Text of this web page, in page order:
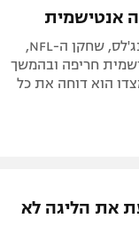
אנטישמית
לפי הבקשה לצו הרחקה שהוגשה לבית המשפט בלוס אנג'לס, שחקן ה-NFL,
חריפה ובהמשך
הוא דוחה את כל
את הליגה לא